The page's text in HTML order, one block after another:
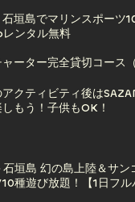
）ツアー｜透明な海
石垣島でマリンスポーツ
ンタル無料
ンタル無料
ーター完全貸切コース
ーター完全貸切コース
クティビティ後は
もう！子供もOK！
もう！子供もOK！
石垣島 幻の島上陸＆サン
種遊び放題！【1日フル